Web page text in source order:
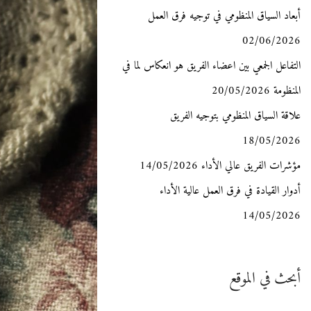
v
i
g
a
t
n
n
t
e
n
t
أبعاد السياق المنظومي في توجيه فرق العمل
02/06/2026
التفاعل الجمعي بين اعضاء الفريق هو انعكاس لما في
المنظومة 20/05/2026
علاقة السياق المنظومي بتوجيه الفريق
18/05/2026
مؤشرات الفريق عالي الأداء 14/05/2026
أدوار القيادة في فرق العمل عالية الأداء
14/05/2026
أبحث في الموقع